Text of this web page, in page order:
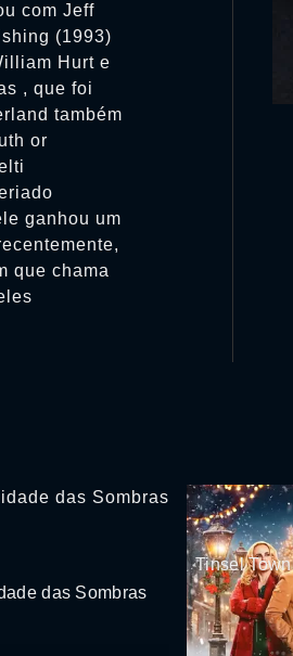
com Jeff
(1993)
Hurt e
, que foi
também
or
ganhou um
que chama
das Sombras
Tinsel Town